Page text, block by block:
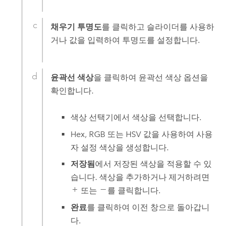
채우기 투명도를 클릭하고 슬라이더를 사용하
거나 값을 입력하여 투명도를 설정합니다.
윤곽선 색상을 클릭하여 윤곽선 색상 옵션을
확인합니다.
색상 선택기에서 색상을 선택합니다.
Hex, RGB 또는 HSV 값을 사용하여 사용
자 설정 색상을 생성합니다.
저장됨 에서 저장된 색상을 적용할 수 있
습니다. 색상을 추가하거나 제거하려면
또는
를 클릭합니다.
완료를 클릭하여 이전 창으로 돌아갑니
다.